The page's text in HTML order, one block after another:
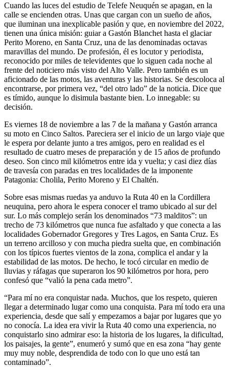
Cuando las luces del estudio de Telefe Neuquén se apagan, en la
calle se encienden otras. Unas que cargan con un sueño de años,
que iluminan una inexplicable pasión y que, en noviembre del 2022,
tienen una única misión: guiar a Gastón Blanchet hasta el glaciar
Perito Moreno, en Santa Cruz, una de las denominadas octavas
maravillas del mundo. De profesión, él es locutor y periodista,
reconocido por miles de televidentes que lo siguen cada noche al
frente del noticiero más visto del Alto Valle. Pero también es un
aficionado de las motos, las aventuras y las historias. Se descoloca al
encontrarse, por primera vez, “del otro lado” de la noticia. Dice que
es tímido, aunque lo disimula bastante bien. Lo innegable: su
decisión.
Es viernes 18 de noviembre a las 7 de la mañana y Gastón arranca
su moto en Cinco Saltos. Pareciera ser el inicio de un largo viaje que
le espera por delante junto a tres amigos, pero en realidad es el
resultado de cuatro meses de preparación y de 15 años de profundo
deseo. Son cinco mil kilómetros entre ida y vuelta; y casi diez días
de travesía con paradas en tres localidades de la imponente
Patagonia: Cholila, Perito Moreno y El Chaltén.
Sobre esas mismas ruedas ya anduvo la Ruta 40 en la Cordillera
neuquina, pero ahora le espera conocer el tramo ubicado al sur del
sur. Lo más complejo serán los denominados “73 malditos”: un
trecho de 73 kilómetros que nunca fue asfaltado y que conecta a las
localidades Gobernador Gregores y Tres Lagos, en Santa Cruz. Es
un terreno arcilloso y con mucha piedra suelta que, en combinación
con los típicos fuertes vientos de la zona, complica el andar y la
estabilidad de las motos. De hecho, le tocó circular en medio de
lluvias y ráfagas que superaron los 90 kilómetros por hora, pero
confesó que “valió la pena cada metro”.
“Para mí no era conquistar nada. Muchos, que los respeto, quieren
llegar a determinado lugar como una conquista. Para mí todo era una
experiencia, desde que salí y empezamos a bajar por lugares que yo
no conocía. La idea era vivir la Ruta 40 como una experiencia, no
conquistarlo sino admirar eso: la historia de los lugares, la dificultad,
los paisajes, la gente”, enumeró y sumó que en esa zona “hay gente
muy muy noble, desprendida de todo con lo que uno está tan
contaminado”.